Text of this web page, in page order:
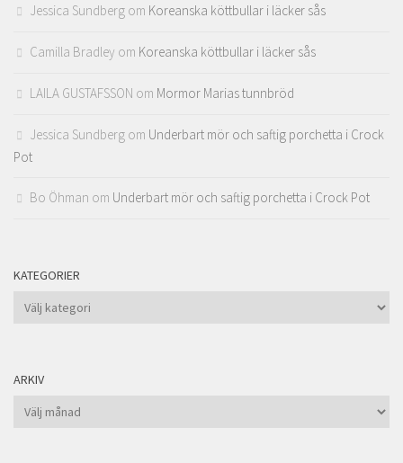
Jessica Sundberg om Koreanska köttbullar i läcker sås
Camilla Bradley om Koreanska köttbullar i läcker sås
LAILA GUSTAFSSON om Mormor Marias tunnbröd
Jessica Sundberg om Underbart mör och saftig porchetta i Crock
Pot
Bo Öhman om Underbart mör och saftig porchetta i Crock Pot
KATEGORIER
Kategorier
ARKIV
Arkiv